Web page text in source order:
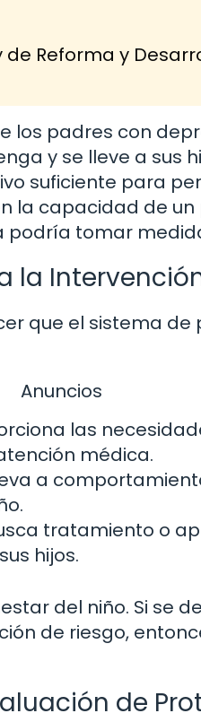
Reforma y
los padres con
y se lleve a sus
suficiente para
la capacidad de
podría tomar
la
que el sistema
Anuncios
las
médica.
a
tratamiento o
hijos.
del niño. Si se
de riesgo,
de